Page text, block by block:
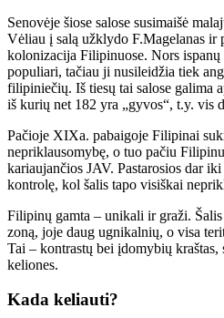
Senovėje šiose salose susimaišė
Vėliau į salą užklydo F.Magelanas ir
kolonizacija Filipinuose. Nors
populiari, tačiau ji nusileidžia tiek
filipiniečių. Iš tiesų tai salose galima
iš kurių net 182 yra „gyvos“, t.y. vis
Pačioje XIXa. pabaigoje Filipinai
nepriklausomybę, o tuo pačiu
kariaujančios JAV. Pastarosios dar
kontrolę, kol šalis tapo visiškai
Filipinų gamta – unikali ir graži.
zoną, joje daug ugnikalnių, o visa
Tai – kontrastų bei įdomybių kraštas,
keliones.
Kada keliauti?